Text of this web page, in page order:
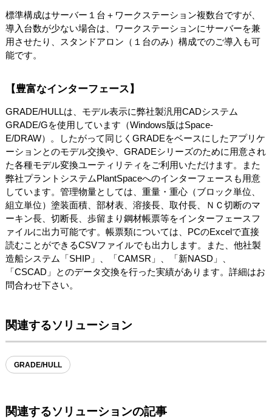
標準構成はサーバー１台＋ワークステーション複数台ですが、
導入台数が少ない場合は、ワークステーションにサーバーを兼
用させたり、スタンドアロン（１台のみ）構成でのご導入も可
能です。
【豊富なインターフェース】
GRADE/HULLは、モデル表示に弊社製汎用CADシステム
GRADE/Gを使用しています（Windows版はSpace-
E/DRAW）。したがって同じくGRADEをベースにしたアプリケ
ーションとのモデル交換や、GRADEシリーズのために用意され
た各種モデル変換ユーティリティをご利用いただけます。また
弊社プラントシステムPlantSpaceへのインターフェースも用意
しています。管理物量としては、重量・重心（ブロック単位、
組立単位）塗装面積、部材表、溶接長、取付長、ＮＣ切断のマ
ーキン長、切断長、歩留まり鋼材帳票等をインターフェースフ
ァイルに出力可能です。帳票類については、PCのExcelで直接
読むことができるCSVファイルでも出力します。また、他社製
造船システム「SHIP」、「CAMSR」、「新NASD」、
「CSCAD」とのデータ交換を行った実績があります。詳細はお
問合わせ下さい。
関連するソリューション
GRADE/HULL
関連するソリューションの記事